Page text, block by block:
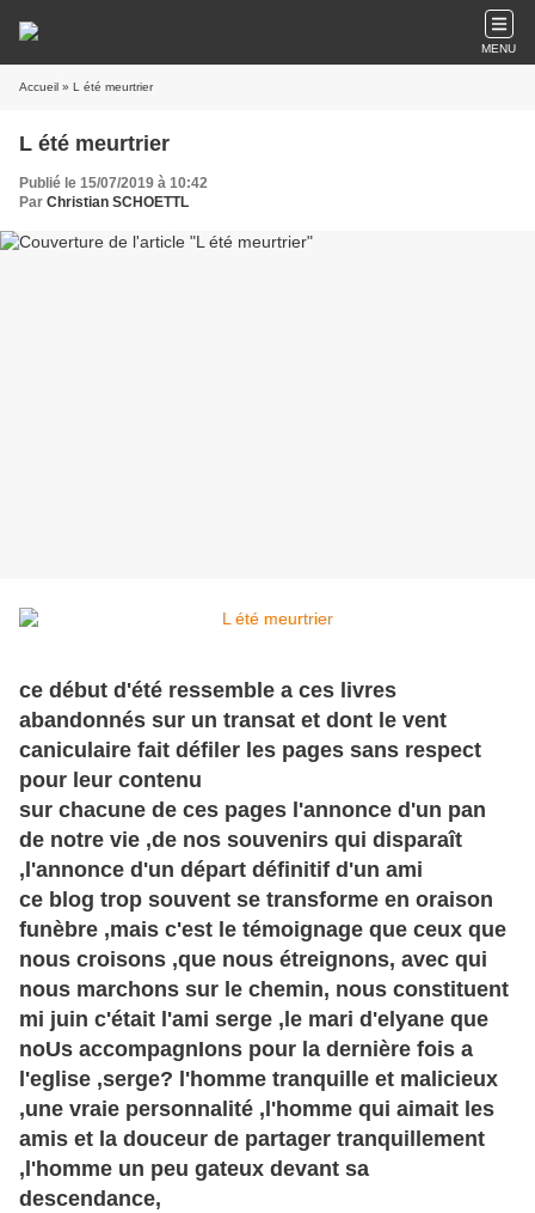
MENU
Accueil » L été meurtrier
L été meurtrier
Publié le 15/07/2019 à 10:42
Par Christian SCHOETTL
ce début d'été ressemble a ces livres
abandonnés sur un transat et dont le vent
caniculaire fait défiler les pages sans respect
pour leur contenu
sur chacune de ces pages l'annonce d'un pan
de notre vie ,de nos souvenirs qui disparaît
,l'annonce d'un départ définitif d'un ami
ce blog trop souvent se transforme en oraison
funèbre ,mais c'est le témoignage que ceux que
nous croisons ,que nous étreignons, avec qui
nous marchons sur le chemin, nous constituent
mi juin c'était l'ami serge ,le mari d'elyane que
noUs accompagnIons pour la dernière fois a
l'eglise ,serge? l'homme tranquille et malicieux
,une vraie personnalité ,l'homme qui aimait les
amis et la douceur de partager tranquillement
,l'homme un peu gateux devant sa
descendance,